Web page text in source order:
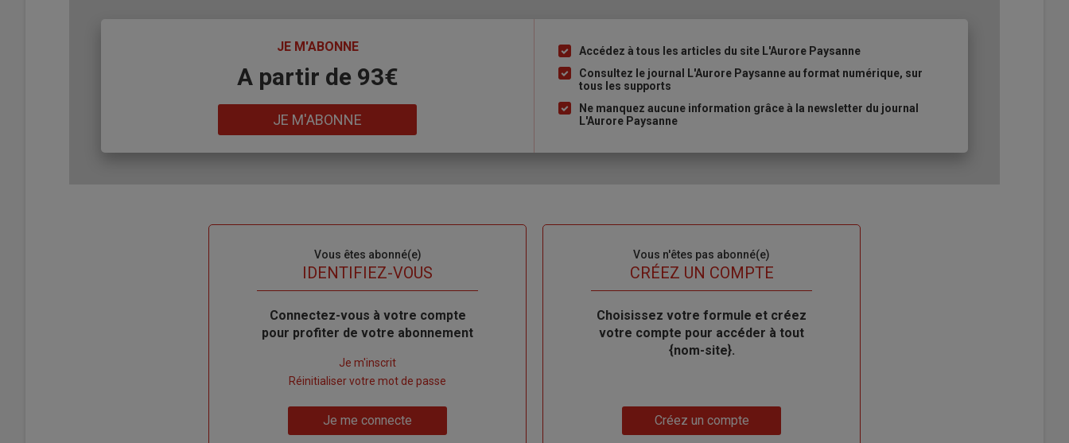
JE M'ABONNE
A partir de 93€
JE M'ABONNE
Liste
à
puce
Accédez à tous les articles du site L'Aurore Paysanne
Consultez le journal L'Aurore Paysanne au format numérique, sur
tous les supports
Ne manquez aucune information grâce à la newsletter du journal
L'Aurore Paysanne
Vous êtes abonné(e)
IDENTIFIEZ-VOUS
Body
Connectez-vous à votre compte
pour profiter de votre abonnement
compte"
Je m'inscrit
Réinitialiser votre mot de passe
Je me connecte
Vous n'êtes pas abonné(e)
TITRECRÉEZ UN COMPTE
Body
Choisissez votre formule et créez
votre compte pour accéder à tout
{nom-site}.
Créez un compte